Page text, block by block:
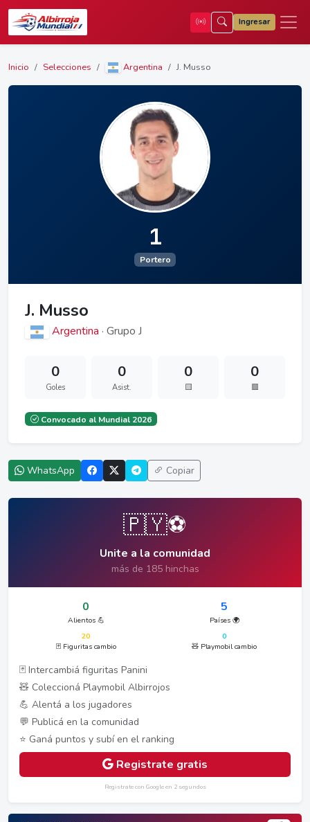
Ingresar
Inicio Selecciones Argentina J. Musso
1
Portero
J. Musso
Argentina · Grupo J
0
Goles
0
Asist.
0
🟨
0
🟥
Convocado al Mundial 2026
WhatsApp Copiar
🇵🇾⚽
Unite a la comunidad
más de 185 hinchas
0
Alientos 💪
5
Países 🌍
20
🃏 Figuritas cambio
0
🧸 Playmobil cambio
🃏 Intercambiá figuritas Panini
🧸 Coleccioná Playmobil Albirrojos
💪 Alentá a los jugadores
💬 Publicá en la comunidad
⭐ Ganá puntos y subí en el ranking
Registrate gratis
Registrate con Google en 2 segundos